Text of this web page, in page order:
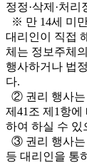
정정·삭제·처
※ 만 14세 미
대리인이 직접
체는 정보주체
행사하거나 법
다.
② 권리 행사는
제41조 제1항
하여 하실 수 있
③ 권리 행사는
등 대리인을 통